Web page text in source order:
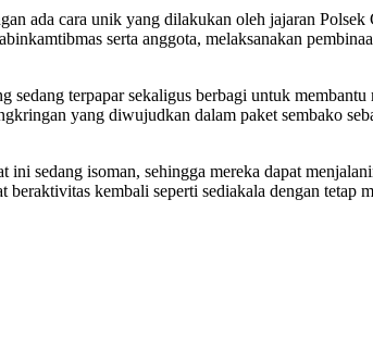
ada cara unik yang dilakukan oleh jajaran
serta anggota, melaksanakan
terpapar sekaligus berbagi untuk
yang diwujudkan dalam paket sembako
sedang isoman, sehingga mereka dapat
kembali seperti sediakala dengan tetap